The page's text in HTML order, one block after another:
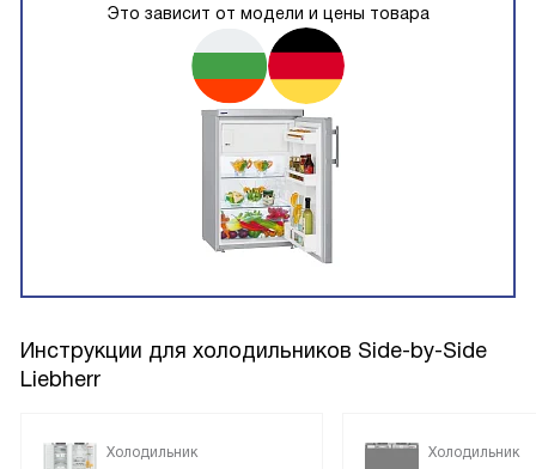
Это зависит от модели и цены товара
Инструкции для холодильников Side-by-Side
Liebherr
Холодильник Холодильник